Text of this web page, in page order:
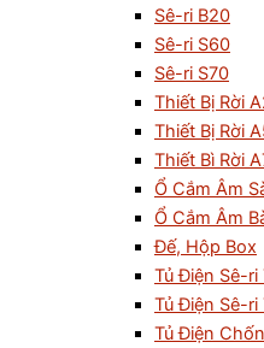
Sê-ri B20
Sê-ri S60
Sê-ri S70
Thiết Bị Rời
Thiết Bị Rời
Thiết Bì Rời
Ổ Cắm Âm
Ổ Cắm Âm
Đế, Hộp Box
Tủ Điện Sê-ri
Tủ Điện Sê-ri
Tủ Điện